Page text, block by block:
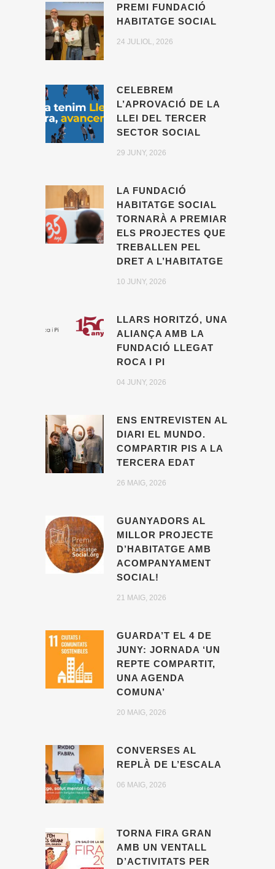
PREMI FUNDACIÓ
HABITATGE SOCIAL
24 JULIOL, 2026
CELEBREM
L’APROVACIÓ DE LA
LLEI DEL TERCER
SECTOR SOCIAL
29 JUNY, 2026
LA FUNDACIÓ
HABITATGE SOCIAL
TORNARÀ A PREMIAR
ELS PROJECTES QUE
TREBALLEN PEL
DRET A L’HABITATGE
10 JUNY, 2026
LLARS HORITZÓ, UNA
ALIANÇA AMB LA
FUNDACIÓ LLEGAT
ROCA I PI
04 JUNY, 2026
ENS ENTREVISTEN AL
DIARI EL MUNDO.
COMPARTIR PIS A LA
TERCERA EDAT
26 MAIG, 2026
GUANYADORS AL
MILLOR PROJECTE
D’HABITATGE AMB
ACOMPANYAMENT
SOCIAL!
21 MAIG, 2026
GUARDA’T EL 4 DE
JUNY: JORNADA ‘UN
REPTE COMPARTIT,
UNA AGENDA
COMUNA’
20 MAIG, 2026
CONVERSES AL
REPLÀ DE L’ESCALA
06 MAIG, 2026
TORNA FIRA GRAN
AMB UN VENTALL
D’ACTIVITATS PER